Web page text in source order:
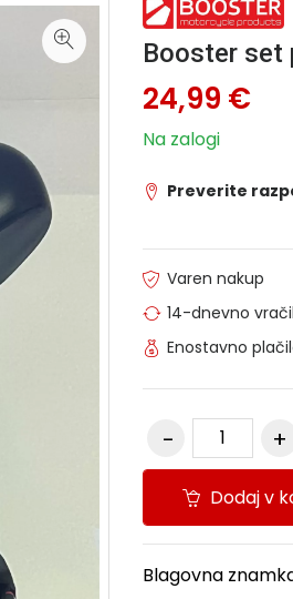
Booster set
24,99 €
Na zalogi
Preverite
Varen nakup
14-dnevno
Enostavno
Dodaj v
Blagovna